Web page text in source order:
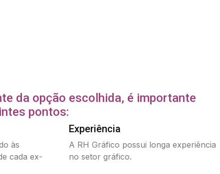
da opção escolhida, é importante
pontos:
às
cada ex-
Experiência
A RH Gráfico possui longa experiência
no setor gráfico.